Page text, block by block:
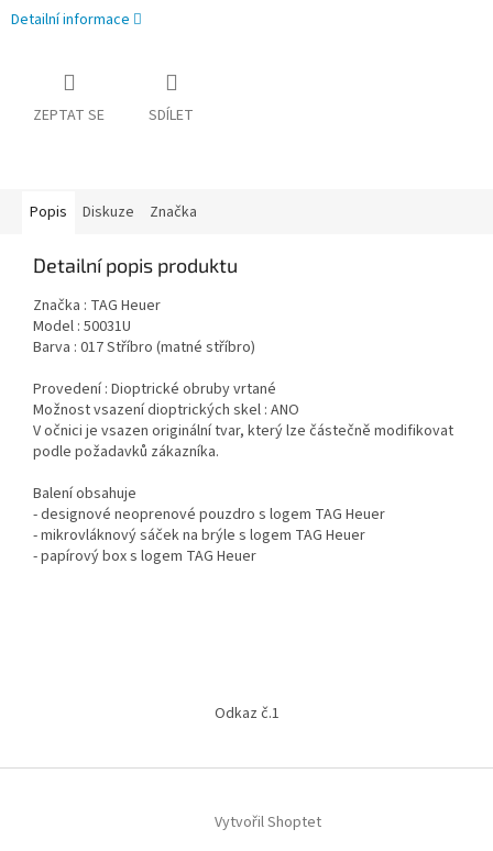
Detailní informace
ZEPTAT SE SDÍLET
Popis Diskuze Značka
Detailní popis produktu
Značka : TAG Heuer
Model : 50031U
Barva : 017Stříbro (matné stříbro)
Provedení : Dioptrické obruby vrtané
Možnost vsazení dioptrických skel : ANO
V očnici je vsazen originální tvar, který lze částečně modifikovat
podle požadavků zákazníka.
Balení obsahuje
- designové neoprenové pouzdro s logem TAG Heuer
- mikrovláknový sáček na brýle s logem TAG Heuer
- papírový box s logem TAG Heuer
Odkaz č.1
Vytvořil Shoptet